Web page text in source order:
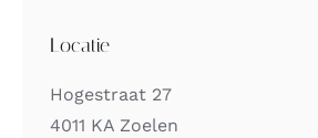
Locatie
Hogestraat 27
4011 KA Zoelen